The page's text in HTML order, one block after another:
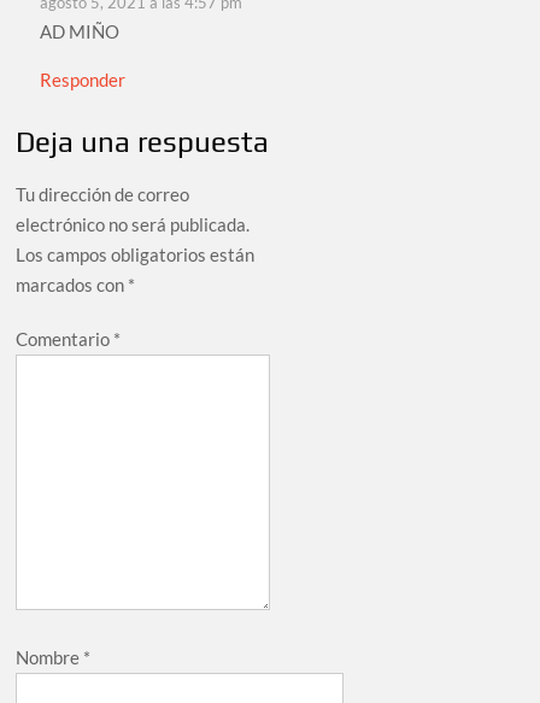
AD MIÑO
Responder
Deja una respuesta
Tu dirección de correo
electrónico no será publicada.
Los campos obligatorios están
marcados con *
Comentario *
Nombre *